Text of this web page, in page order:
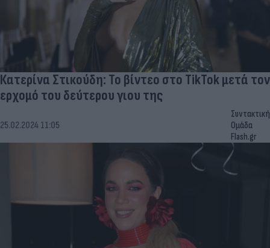
Κατερίνα Στικούδη: Το βίντεο στο TikTok μετά τoν
ερχομό του δεύτερου γιου της
25.02.2024 11:05
Συντακτική
Ομάδα
Flash.gr